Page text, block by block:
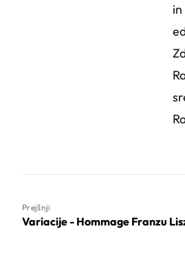
Prejšnji
Variacije - Hommage Franzu